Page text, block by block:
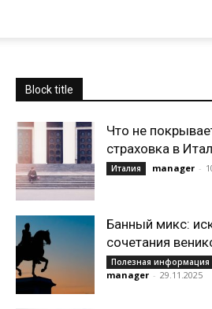
Block title
Что не
страховка в
Италия manager -
Банный микс:
сочетания
Полезная информация
manager - 29.11.2025